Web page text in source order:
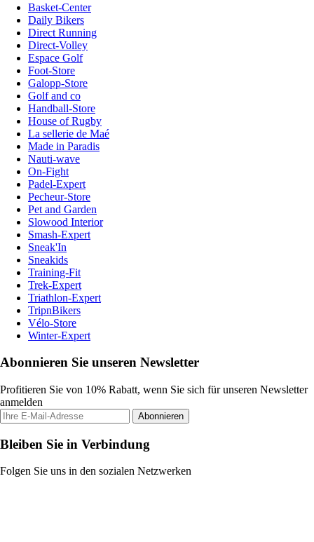
Basket-Center
Daily Bikers
Direct Running
Direct-Volley
Espace Golf
Foot-Store
Galopp-Store
Golf and co
Handball-Store
House of Rugby
La sellerie de Maé
Made in Paradis
Nauti-wave
On-Fight
Padel-Expert
Pecheur-Store
Pet and Garden
Slowood Interior
Smash-Expert
Sneak'In
Sneakids
Training-Fit
Trek-Expert
Triathlon-Expert
TripnBikers
Vélo-Store
Winter-Expert
Abonnieren Sie unseren Newsletter
Profitieren Sie von 10% Rabatt, wenn Sie sich für unseren Newsletter
anmelden
Abonnieren
Bleiben Sie in Verbindung
Folgen Sie uns in den sozialen Netzwerken